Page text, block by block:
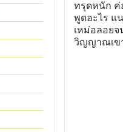
ทรุดหนัก ค่
พูดอะไร แ
เหม่อลอย
วิญญาณเขา